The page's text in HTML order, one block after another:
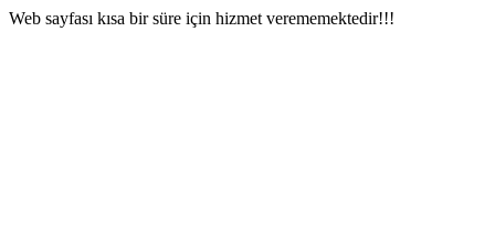
Web sayfası kısa bir süre için hizmet verememektedir!!!